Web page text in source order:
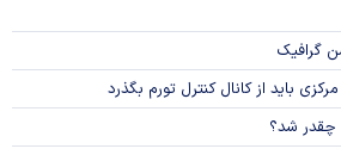
گرافیک
باید از کانال کنترل تورم بگذرد